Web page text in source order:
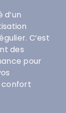
C’est
des
pour
confort